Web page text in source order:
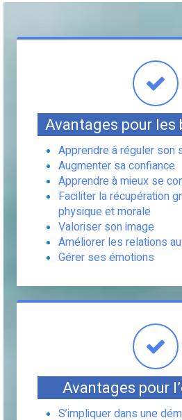
Avantages pour
Apprendre à réguler son
Augmenter sa confiance
Apprendre à mieux se
Faciliter la récupération
physique et morale
Valoriser son image
Améliorer les relations
Gérer ses émotions
Avantages pour
S’impliquer dans une